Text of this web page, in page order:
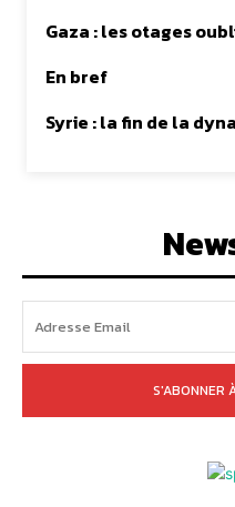
Gaza : les otages
En bref
Syrie : la fin de la
S'ABONNER